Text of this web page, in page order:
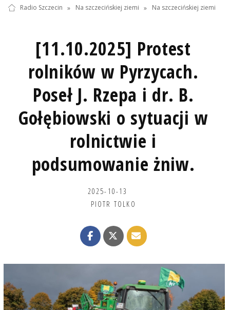
Radio Szczecin » Na szczecińskiej ziemi » Na szczecińskiej ziemi
[11.10.2025] Protest
rolników w Pyrzycach.
Poseł J. Rzepa i dr. B.
Gołębiowski o sytuacji w
rolnictwie i
podsumowanie żniw.
2025-10-13
PIOTR TOLKO